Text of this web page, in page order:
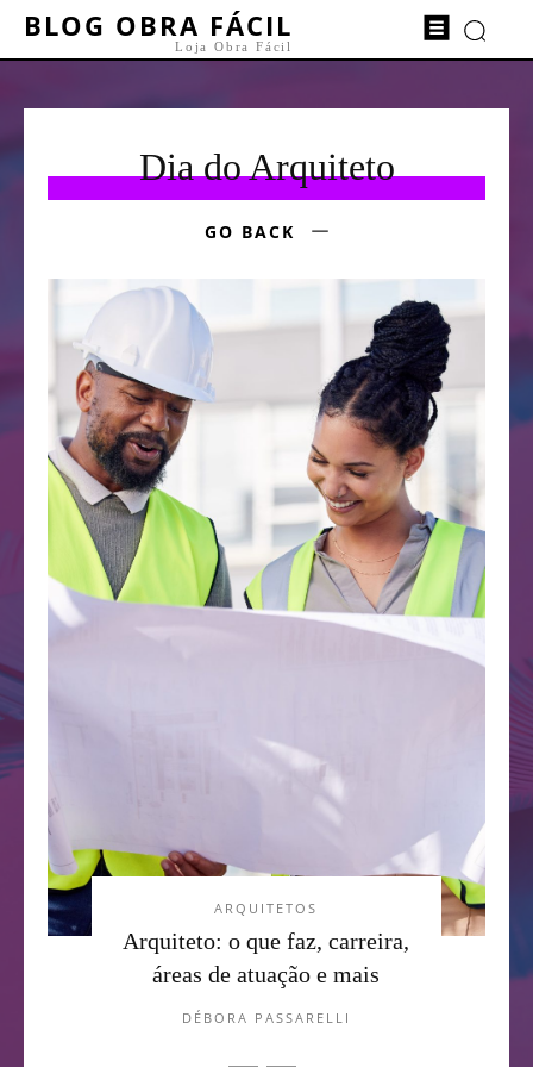
BLOG OBRA FÁCIL
Loja Obra Fácil
Dia do Arquiteto
GO BACK
ARQUITETOS
Arquiteto: o que faz, carreira,
áreas de atuação e mais
DÉBORA PASSARELLI